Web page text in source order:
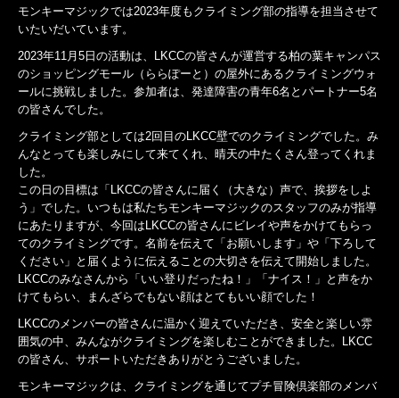
モンキーマジックでは2023年度もクライミング部の指導を担当させて
いたいだいています。
2023年11月5日の活動は、LKCCの皆さんが運営する柏の葉キャンパス
のショッピングモール（ららぽーと）の屋外にあるクライミングウォ
ールに挑戦しました。参加者は、発達障害の青年6名とパートナー5名
の皆さんでした。
クライミング部としては2回目のLKCC壁でのクライミングでした。み
んなとっても楽しみにして来てくれ、晴天の中たくさん登ってくれま
した。
この日の目標は「LKCCの皆さんに届く（大きな）声で、挨拶をしよ
う」でした。いつもは私たちモンキーマジックのスタッフのみが指導
にあたりますが、今回はLKCCの皆さんにビレイや声をかけてもらっ
てのクライミングです。名前を伝えて「お願いします」や「下ろして
ください」と届くように伝えることの大切さを伝えて開始しました。
LKCCのみなさんから「いい登りだったね！」「ナイス！」と声をか
けてもらい、まんざらでもない顔はとてもいい顔でした！
LKCCのメンバーの皆さんに温かく迎えていただき、安全と楽しい雰
囲気の中、みんながクライミングを楽しむことができました。LKCC
の皆さん、サポートいただきありがとうございました。
モンキーマジックは、クライミングを通じてプチ冒険倶楽部のメンバ